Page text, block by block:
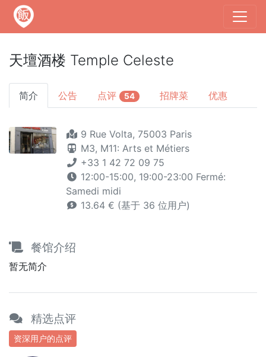
天壇酒楼 Temple Celeste
简介 公告 点评 54 招牌菜 优惠
9 Rue Volta, 75003 Paris
M3, M11: Arts et Métiers
+33 1 42 72 09 75
12:00-15:00, 19:00-23:00 Fermé:
Samedi midi
13.64 € (基于 36 位用户)
餐馆介绍
暂无简介
精选点评
资深用户的点评